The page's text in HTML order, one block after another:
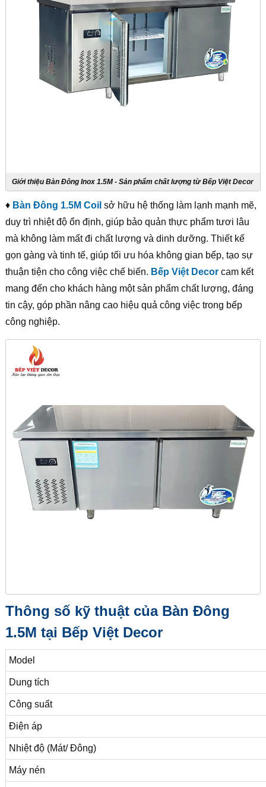
Giới thiệu Bàn Đông Inox 1.5M - Sản phẩm chất lượng từ Bếp Việt Decor
♦ Bàn Đông 1.5M Coil sở hữu hệ thống làm lạnh mạnh mẽ,
duy trì nhiệt độ ổn định, giúp bảo quản thực phẩm tươi lâu
mà không làm mất đi chất lượng và dinh dưỡng. Thiết kế
gọn gàng và tinh tế, giúp tối ưu hóa không gian bếp, tạo sự
thuận tiện cho công việc chế biến. Bếp Việt Decorcam kết
mang đến cho khách hàng một sản phẩm chất lượng, đáng
tin cậy, góp phần nâng cao hiệu quả công việc trong bếp
công nghiệp.
Thông số kỹ thuật của Bàn Đông
1.5M tại Bếp Việt Decor
Model
Dung tích
Công suất
Điện áp
Nhiệt độ (Mát/ Đông)
Máy nén